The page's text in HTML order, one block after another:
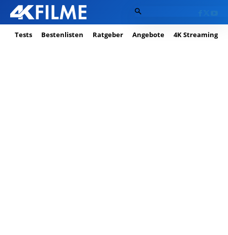
Tests Bestenlisten Ratgeber Angebote 4K Streaming